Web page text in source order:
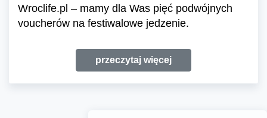
Wroclife.pl – mamy dla Was pięć podwójnych
voucherów na festiwalowe jedzenie.
przeczytaj więcej